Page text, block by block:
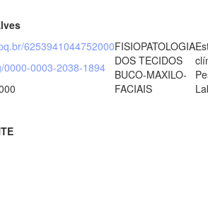
6253941044752000
0000-0003-2038-1894
FISIOPATOLOGIA
DOS TECIDOS
BUCO-MAXILO-
FACIAIS